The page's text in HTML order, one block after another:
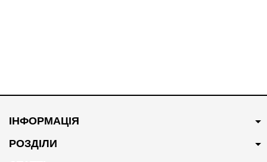
ІНФОРМАЦІЯ
РОЗДІЛИ